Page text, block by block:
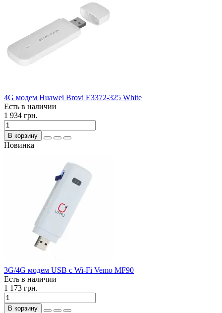
4G модем Huawei Brovi E3372-325 White
Есть в наличии
1 934 грн.
В корзину
Новинка
3G/4G модем USB с Wi-Fi Vemo MF90
Есть в наличии
1 173 грн.
В корзину